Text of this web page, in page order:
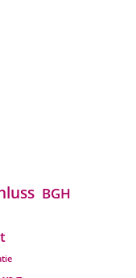
BGH